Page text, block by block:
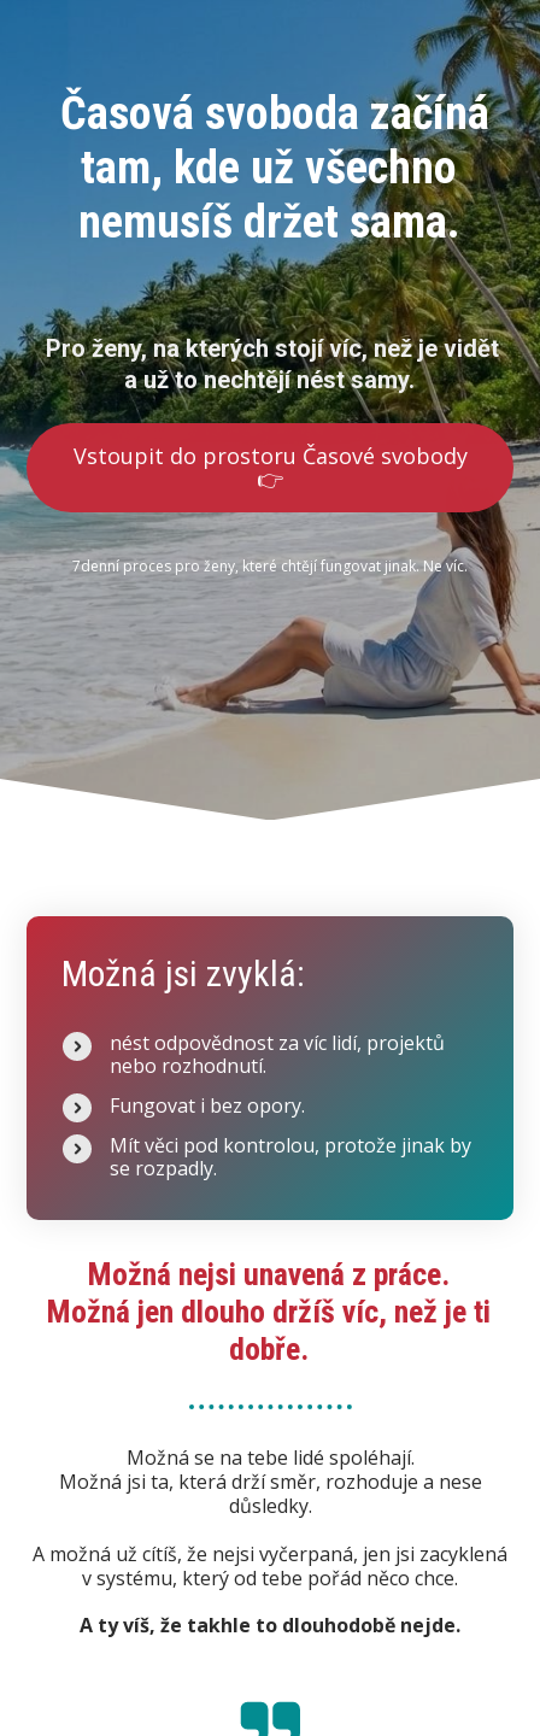
Časová svoboda začíná
tam, kde už všechno
nemusíš držet sama.
Pro ženy, na kterých stojí víc, než je vidět
a už to nechtějí nést samy.
Vstoupit do prostoru Časové svobody
👉
7denní proces pro ženy, které chtějí fungovat jinak. Ne víc.
Možná jsi zvyklá:
nést odpovědnost za víc lidí, projektů
nebo rozhodnutí.
Fungovat i bez opory.
Mít věci pod kontrolou, protože jinak by
se rozpadly.
Možná nejsi unavená z práce.
Možná jen dlouho držíš víc, než je ti
dobře.
Možná se na tebe lidé spoléhají.
Možná jsi ta, která drží směr, rozhoduje a nese
důsledky.
A možná už cítíš, že nejsi vyčerpaná, jen jsi zacyklená
v systému, který od tebe pořád něco chce.
A ty víš, že takhle to dlouhodobě nejde.